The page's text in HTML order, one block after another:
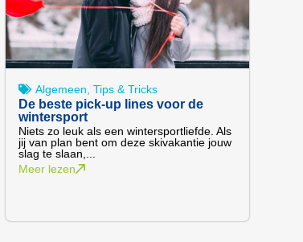
Algemeen ,Tips & Tricks
De beste pick-up lines voor de
wintersport
Niets zo leuk als een wintersportliefde. Als
jij van plan bent om deze skivakantie jouw
slag te slaan,...
Meer lezen